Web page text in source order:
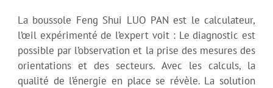
La boussole Feng Shui LUO PAN est le calculateur,
l’œil expérimenté de l’expert voit : Le diagnostic est
possible par l’observation et la prise des mesures des
orientations et des secteurs. Avec les calculs, la
qualité de l’énergie en place se révèle. La solution